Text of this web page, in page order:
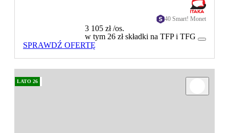
40 Smart! Monet
3 105 zł/os.
w tym 26 zł składki na TFP i TFG
SPRAWDŹ OFERTĘ
LATO 26